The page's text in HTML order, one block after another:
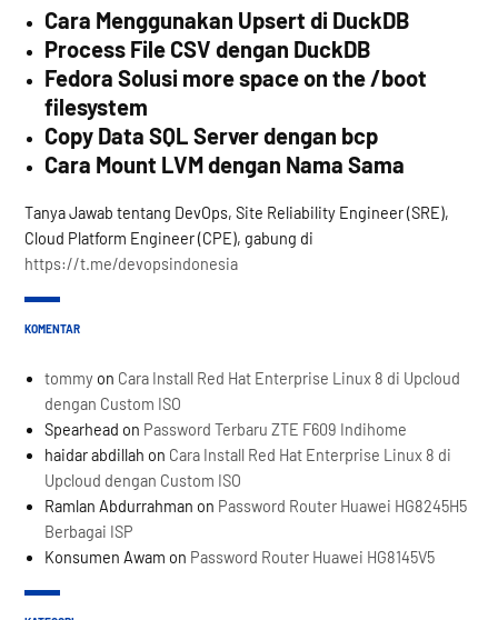
Cara Menggunakan Upsert di DuckDB
Process File CSV dengan DuckDB
Fedora Solusi more space on the /boot
filesystem
Copy Data SQL Server dengan bcp
Cara Mount LVM dengan Nama Sama
Tanya Jawab tentang DevOps, Site Reliability Engineer (SRE),
Cloud Platform Engineer (CPE), gabung di
https://t.me/devopsindonesia
KOMENTAR
tommy on Cara Install Red Hat Enterprise Linux 8 di Upcloud
dengan Custom ISO
Spearhead on Password Terbaru ZTE F609 Indihome
haidar abdillah on Cara Install Red Hat Enterprise Linux 8 di
Upcloud dengan Custom ISO
Ramlan Abdurrahman on Password Router Huawei HG8245H5
Berbagai ISP
Konsumen Awam on Password Router Huawei HG8145V5